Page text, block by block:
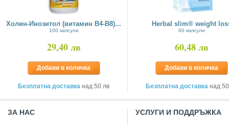
Холин-Инозитол (витамин В4-В8)...
100 капсули
29,40 лв
Добави в количка
Безплатна доставка над 50 лв
Herbal slim® weight
60 капсули
60,48 лв
Добави в количка
Безплатна доставка над
ЗА НАС УСЛУГИ И ПОДДРЪЖКА